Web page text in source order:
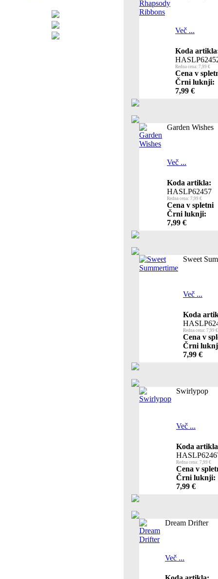
Več ...
Koda
Redna cena: 7,99 €
Cena v
Črni luknji:
7,99 €
Garden Wishes
Več ...
Koda artikla:
HASLP62457
Redna cena: 7,99 €
Cena v spletni
Črni luknji:
7,99 €
Sweet
Več ...
Koda
Redna cena: 7,99 €
Cena v
Črni
7,99 €
Swirlypop
Več ...
Koda
Redna cena: 7,99 €
Cena v
Črni luknji:
7,99 €
Dream Drifter
Več ...